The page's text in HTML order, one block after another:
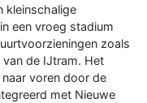
kleinschalige
een vroeg stadium
zoals
de IJtram. Het
voren door de
met Nieuwe